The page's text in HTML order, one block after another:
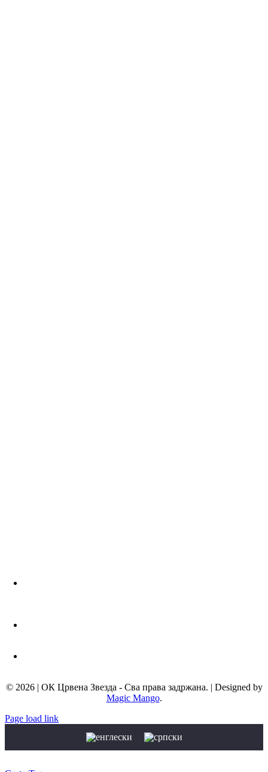
© 2026 | ОК Црвена Звезда - Сва права задржана. | Designed by
Magic Mango.
Page load link